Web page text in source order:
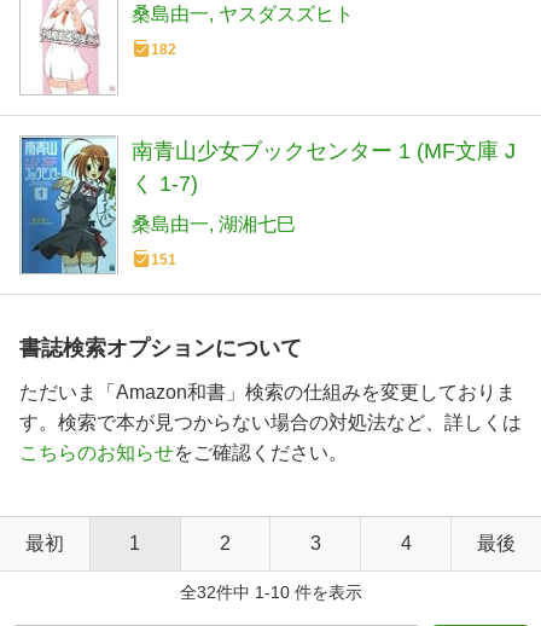
桑島由一 ヤスダスズヒト
182
南青山少女ブックセンター 1 (MF文庫 J
く 1-7)
桑島由一 湖湘七巳
151
書誌検索オプションについて
ただいま「Amazon和書」検索の仕組みを変更しておりま
す。検索で本が見つからない場合の対処法など、詳しくは
こちらのお知らせをご確認ください。
最初 1 2 3 4 最後
全32件中 1-10 件を表示